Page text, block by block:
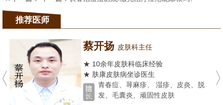
推荐医师
蔡开扬 皮肤科主任
★ 10余年皮肤科临床经验
★ 肤康皮肤病坐诊医生
青春痘、荨麻疹、 湿疹、皮炎、脱
发、毛囊炎、顽固性皮肤